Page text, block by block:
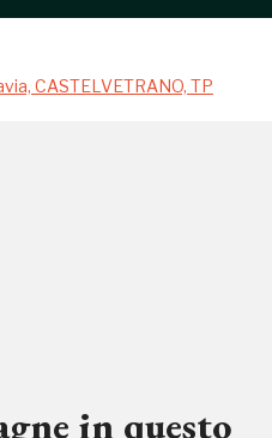
CASTELVETRANO, TP
in questo